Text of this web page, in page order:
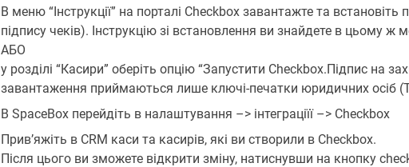
В меню “Інструкції” на порталі Checkbox завантажте та
підпису чеків). Інструкцію зі встановлення ви знайдете в цьому ж
АБО
у розділі “Касири” оберіть опцію “Запустити Checkbox.Підпис на
завантаження приймаються лише ключі-печатки юридичних осіб
В SpaceBox перейдіть в налаштування –> інтеграціїї –> Checkbox
Прив’яжіть в CRM каси та касирів, які ви створили в Checkbox.
Після цього ви зможете відкрити зміну, натиснувши на кнопку